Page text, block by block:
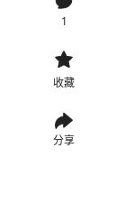
1
收藏
分享